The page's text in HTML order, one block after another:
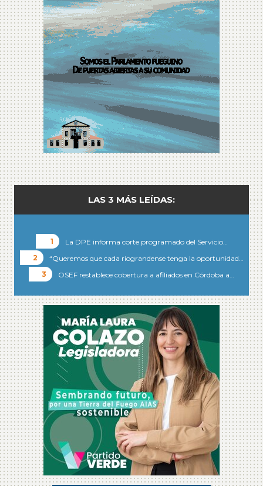
LAS 3 MÁS LEÍDAS:
La DPE informa corte programado del Servicio…
“Queremos que cada riograndense tenga la oportunidad…
OSEF restablece cobertura a afiliados en Córdoba a…